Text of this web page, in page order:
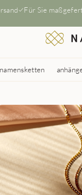
Für Sie
namensketten